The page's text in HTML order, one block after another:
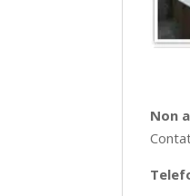
Non